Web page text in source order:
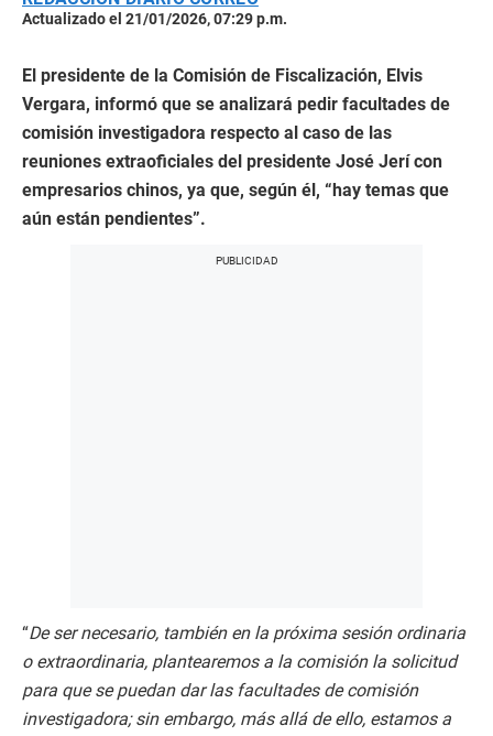
Actualizado el 21/01/2026, 07:29 p.m.
El presidente de la Comisión de Fiscalización, Elvis
Vergara, informó que se analizará pedir facultades de
comisión investigadora respecto al caso de las
reuniones extraoficiales del presidente José Jerí con
empresarios chinos, ya que, según él, “hay temas que
aún están pendientes”.
“De ser necesario, también en la próxima sesión ordinaria
o extraordinaria, plantearemos a la comisión la solicitud
para que se puedan dar las facultades de comisión
investigadora; sin embargo, más allá de ello, estamos a